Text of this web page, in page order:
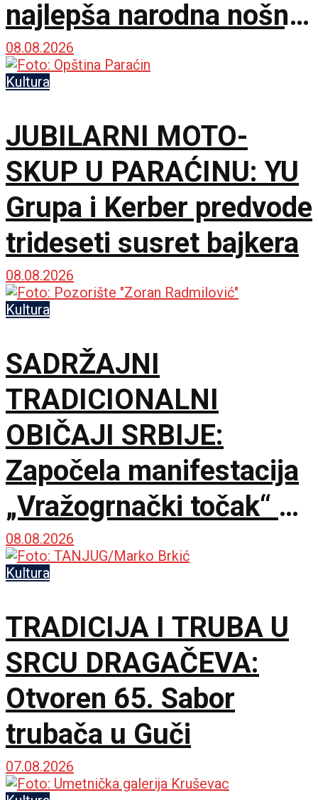
najlepša narodna nošnja
na 65. Saboru trubača
08.08.2026
Kultura
JUBILARNI MOTO-
SKUP U PARAĆINU: YU
Grupa i Kerber predvode
trideseti susret bajkera
08.08.2026
Kultura
SADRŽAJNI
TRADICIONALNI
OBIČAJI SRBIJE:
Započela manifestacija
„Vražogrnački točak“ u
porti Hrama Svete
Trojice
08.08.2026
Kultura
TRADICIJA I TRUBA U
SRCU DRAGAČEVA:
Otvoren 65. Sabor
trubača u Guči
07.08.2026